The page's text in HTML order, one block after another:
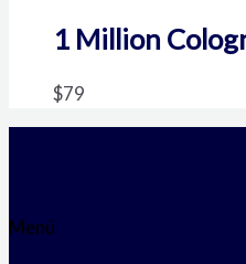
1 Million
$79
Menú